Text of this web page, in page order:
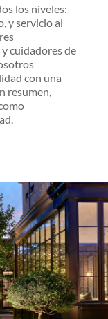
los niveles:
y servicio al
cuidadores de
con una
resumen,